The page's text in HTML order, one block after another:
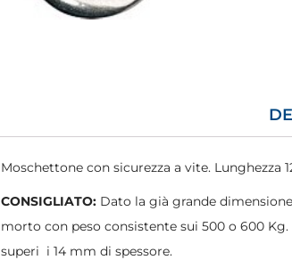
Moschettone con sicurezza a vite. Lunghezza
CONSIGLIATO: Dato la già grande
morto con peso consistente sui 500 o 600
superi i 14 mm di spessore.